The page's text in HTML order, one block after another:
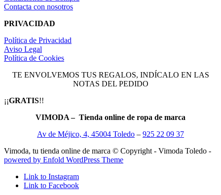
Contacta con nosotros
PRIVACIDAD
Política de Privacidad
Aviso Legal
Política de Cookies
TE ENVOLVEMOS TUS REGALOS, INDÍCALO EN LAS
NOTAS DEL PEDIDO
¡¡GRATIS!!
VIMODA – Tienda online de ropa de marca
Av de Méjico, 4, 45004 Toledo – 925 22 09 37
Vimoda, tu tienda online de marca © Copyright - Vimoda Toledo -
powered by Enfold WordPress Theme
Link to Instagram
Link to Facebook